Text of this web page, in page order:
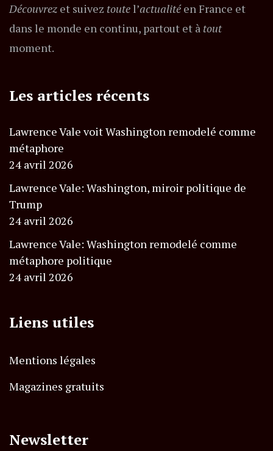
Découvrez et suivez toutel’actualitéen France et
dans le monde en continu, partout et à tout
moment.
Les articles récents
Lawrence Vale voit Washington remodelé comme
métaphore
24 avril 2026
Lawrence Vale: Washington, miroir politique de
Trump
24 avril 2026
Lawrence Vale: Washington remodelé comme
métaphore politique
24 avril 2026
Liens utiles
Mentions légales
Magazines gratuits
Newsletter